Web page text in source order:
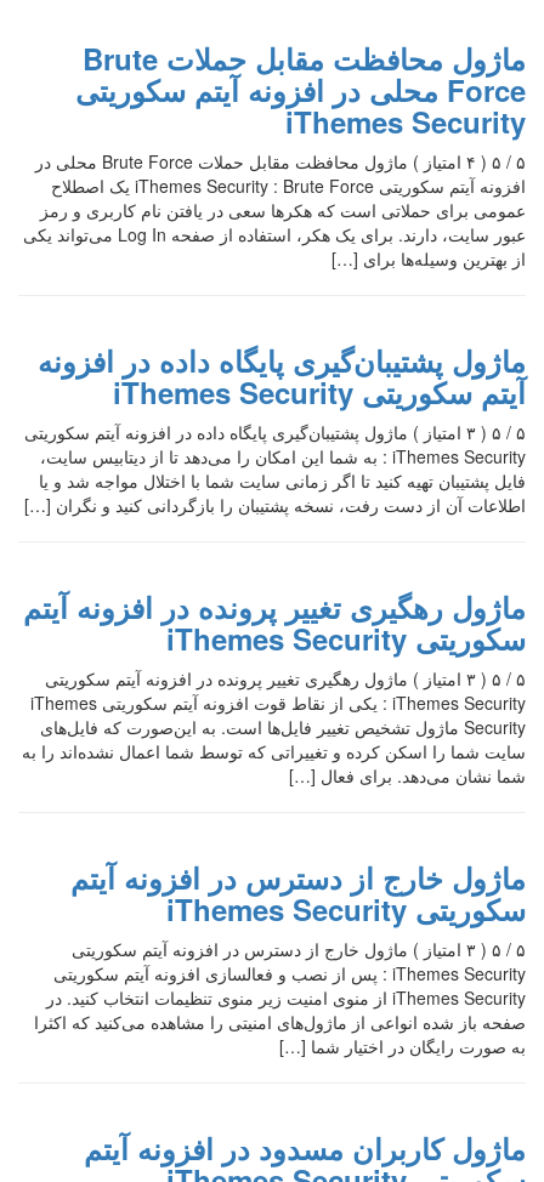
ماژول محافظت مقابل حملات Brute
Force محلی در افزونه آیتم سکوریتی
iThemes Security
۵ / ۵ ( ۴ امتیاز ) ماژول محافظت مقابل حملات Brute Force محلی در
افزونه آیتم سکوریتی iThemes Security : Brute Force یک اصطلاح
عمومی برای حملاتی است که هکرها سعی در یافتن نام کاربری و رمز
عبور سایت، دارند. برای یک هکر، استفاده از صفحه Log In می‌تواند یکی
از بهترین وسیله‌ها برای […]
ماژول پشتیبان‌گیری پایگاه داده در افزونه
آیتم سکوریتی iThemes Security
۵ / ۵ ( ۳ امتیاز ) ماژول پشتیبان‌گیری پایگاه داده در افزونه آیتم سکوریتی
iThemes Security : به شما این امکان را می‌دهد تا از دیتابیس سایت،
فایل پشتیبان تهیه کنید تا اگر زمانی سایت شما با اختلال مواجه شد و یا
اطلاعات آن از دست رفت، نسخه پشتیبان را بازگردانی کنید و نگران […]
ماژول رهگیری تغییر پرونده در افزونه آیتم
سکوریتی iThemes Security
۵ / ۵ ( ۳ امتیاز ) ماژول رهگیری تغییر پرونده در افزونه آیتم سکوریتی
iThemes Security : یکی از نقاط قوت افزونه آیتم سکوریتی iThemes
Security ماژول تشخیص تغییر فایل‌ها است. به این‌صورت که فایل‌های
سایت شما را اسکن کرده و تغییراتی که توسط شما اعمال نشده‌اند را به
شما نشان می‌دهد. برای فعال […]
ماژول خارج از دسترس در افزونه آیتم
سکوریتی iThemes Security
۵ / ۵ ( ۳ امتیاز ) ماژول خارج از دسترس در افزونه آیتم سکوریتی
iThemes Security : پس از نصب و فعالسازی افزونه آیتم سکوریتی
iThemes Security از منوی امنیت زیر منوی تنظیمات انتخاب کنید. در
صفحه باز شده انواعی از ماژول‌های امنیتی را مشاهده می‌کنید که اکثرا
به صورت رایگان در اختیار شما […]
ماژول کاربران مسدود در افزونه آیتم